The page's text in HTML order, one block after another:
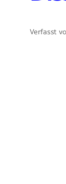
Verfasst